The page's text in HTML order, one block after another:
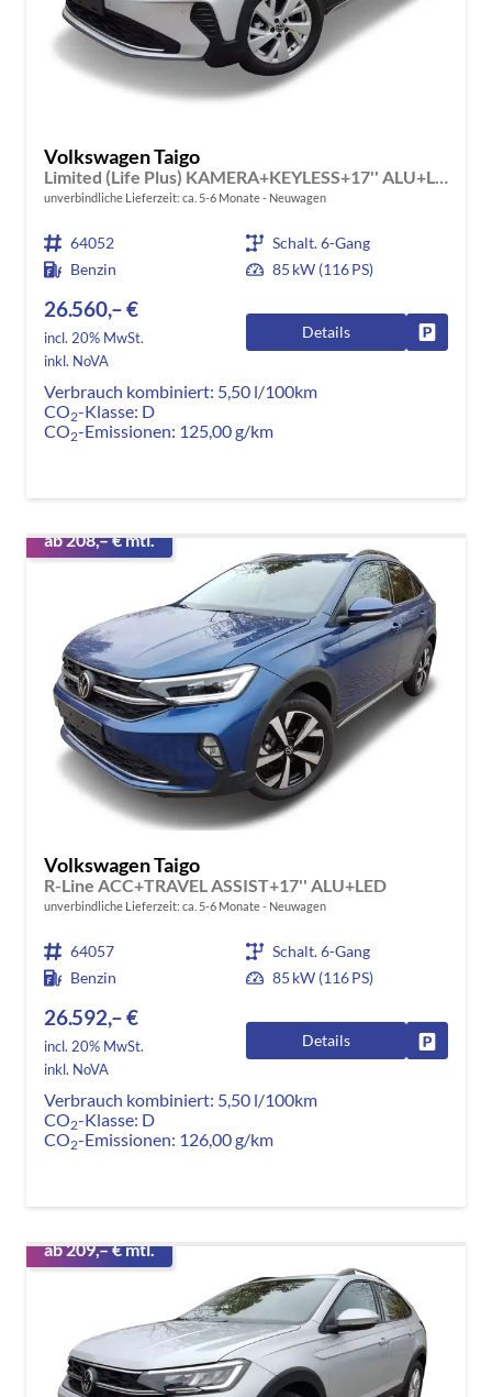
Volkswagen Taigo
unverbindliche Lieferzeit: ca. 5-6 Monate Neuwagen
64052
Schalt. 6-Gang
Benzin
85 kW (116 PS)
26.560,– €
incl. 20% MwSt.
inkl. NoVA
Details
Verbrauch kombiniert: 5,50 l/100km
CO2-Klasse: D
CO2-Emissionen: 125,00 g/km
ab 208,– € mtl.
Volkswagen Taigo
R-Line ACC+TRAVEL ASSIST+17'' ALU+LED
unverbindliche Lieferzeit: ca. 5-6 Monate Neuwagen
64057
Schalt. 6-Gang
Benzin
85 kW (116 PS)
26.592,– €
incl. 20% MwSt.
inkl. NoVA
Details
Verbrauch kombiniert: 5,50 l/100km
CO2-Klasse: D
CO2-Emissionen: 126,00 g/km
ab 209,– € mtl.